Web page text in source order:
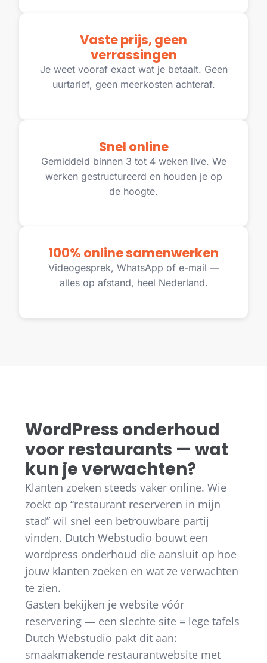
Vaste prijs, geen
verrassingen
Je weet vooraf exact wat je betaalt. Geen
uurtarief, geen meerkosten achteraf.
Snel online
Gemiddeld binnen 3 tot 4 weken live. We
werken gestructureerd en houden je op
de hoogte.
100% online samenwerken
Videogesprek, WhatsApp of e-mail —
alles op afstand, heel Nederland.
WordPress onderhoud
voor restaurants — wat
kun je verwachten?
Klanten zoeken steeds vaker online. Wie
zoekt op “restaurant reserveren in mijn
stad” wil snel een betrouwbare partij
vinden. Dutch Webstudio bouwt een
wordpress onderhoud die aansluit op hoe
jouw klanten zoeken en wat ze verwachten
te zien.
Gasten bekijken je website vóór
reservering — een slechte site = lege tafels
Dutch Webstudio pakt dit aan:
smaakmakende restaurantwebsite met